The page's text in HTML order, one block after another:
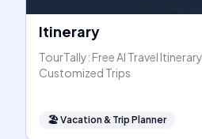
Itinerary
TourTally: Free AI Travel
Customized Trips
🏖Vacation & Trip Planner